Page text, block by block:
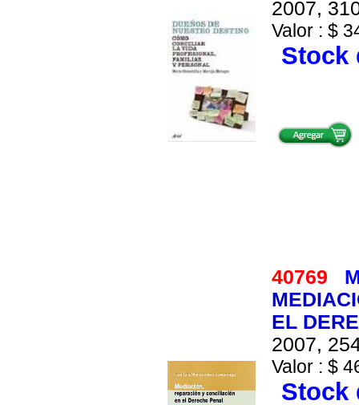
2007,
Valor : $
Stock
40769
EL
2007,
Valor : $
Stock